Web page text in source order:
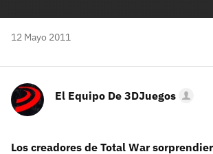
12 Mayo 2011
El Equipo De 3DJuegos
Los creadores de Total War